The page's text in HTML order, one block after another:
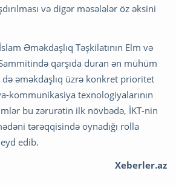
və digər məsələlər öz əksini
Əməkdaşlıq Təşkilatının Elm və
qarşıda duran ən mühüm
əməkdaşlıq üzrə konkret prioritet
kommunikasiya texnologiyalarının
bu zərurətin ilk növbədə, İKT-nin
tərəqqisində oynadığı rolla
edib.
Xeberler.az